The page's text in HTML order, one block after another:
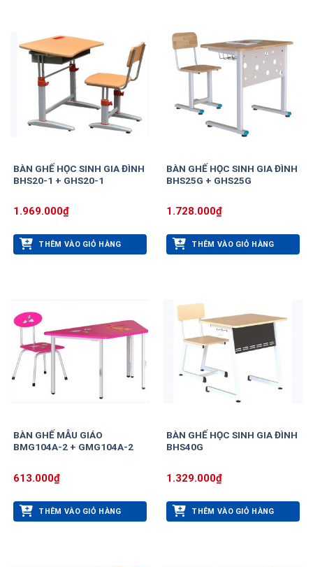
BÀN GHẾ HỌC SINH GIA ĐÌNH
BHS20-1 + GHS20-1
1.969.000₫
THÊM VÀO GIỎ HÀNG
BÀN GHẾ HỌC SINH GIA ĐÌNH
BHS25G + GHS25G
1.728.000₫
THÊM VÀO GIỎ HÀNG
BÀN GHẾ MẪU GIÁO
BMG104A-2 + GMG104A-2
613.000₫
THÊM VÀO GIỎ HÀNG
BÀN GHẾ HỌC SINH GIA ĐÌNH
BHS40G
1.329.000₫
THÊM VÀO GIỎ HÀNG